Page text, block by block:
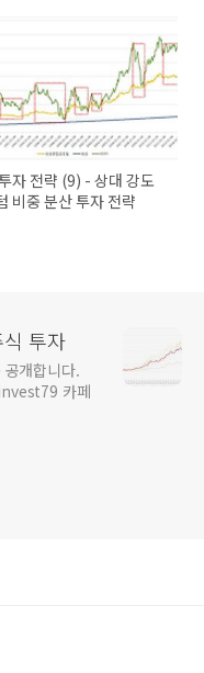
자 전략 (9) - 상대 강도
비중 분산 투자 전략
투자
개합니다.
카페